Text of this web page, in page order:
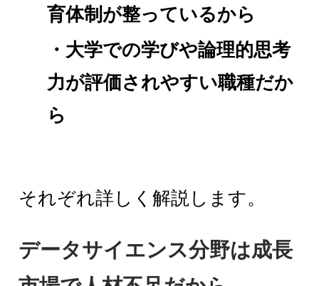
育体制が整っているから
・大学での学びや論理的思考
力が評価されやすい職種だか
ら
それぞれ詳しく解説します。
データサイエンス分野は成長